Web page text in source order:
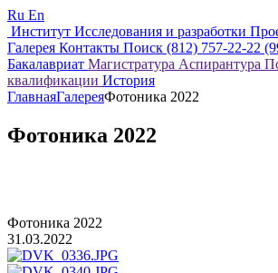
Ru En
Институт Исследования и разработки
Галерея Контакты Поиск (812) 757-22-22
Бакалавриат Магистратура Аспирантура
квалификации История
ГлавнаяГалереяФотоника 2022
Фотоника 2022
Фотоника 2022
31.03.2022